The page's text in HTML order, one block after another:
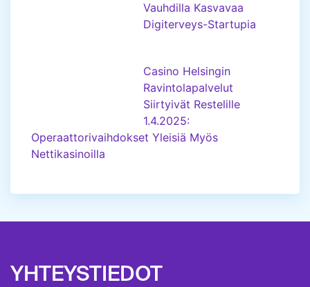
Vauhdilla Kasvavaa
Digiterveys-Startupia
Casino Helsingin
Ravintolapalvelut
Siirtyivät Restelille
1.4.2025:
Operaattorivaihdokset Yleisiä Myös
Nettikasinoilla
YHTEYSTIEDOT